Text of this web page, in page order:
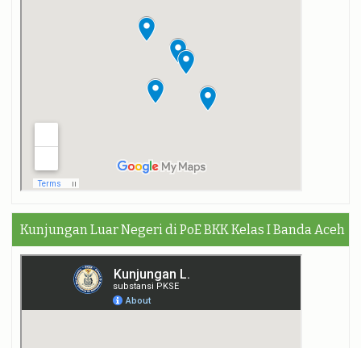
Kunjungan Luar Negeri di PoE BKK Kelas I Banda Aceh